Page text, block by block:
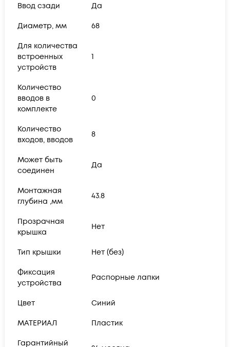
Ввод сзади Да
Диаметр, мм 68
Для количества
встроенных
устройств
1
Количество
вводов в
комплекте
0
Количество
входов, вводов
8
Может быть
соединен
Да
Монтажная
глубина ,мм
43.8
Прозрачная
крышка
Нет
Тип крышки Нет (без)
Фиксация
устройства
Распорные лапки
Цвет Синий
МАТЕРИАЛ Пластик
Гарантийный